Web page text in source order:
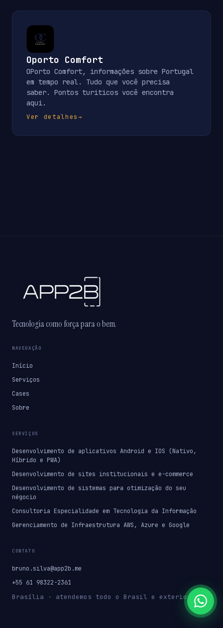
Oporto Comfort
OPorto Comfort, informações sobre Portugal
em tempo real. Tudo que você precisa
saber. Pontos turiticos você encontra
aqui.
Ver detalhes→
Tecnologia como força para o bem.
NAVEGAÇÃO
Início
Serviços
Cases
Sobre
SERVIÇOS
Desenvolvimento de aplicativos Android e IOS (Nativo,
Híbrido e PWA)
Desenvolvimento de sites institucionais e e-commerce
Desenvolvimento de sistemas para otimização do seu
négocio
Consultoria Especialidade em Tecnologia da Informação
Gerenciamento de Infraestrutura AWS, Azure e Google
CONTATO
bruno.silva@app2b.me
+55 61 98322-2361
Brasília · atendemos todo o Brasil e exterior